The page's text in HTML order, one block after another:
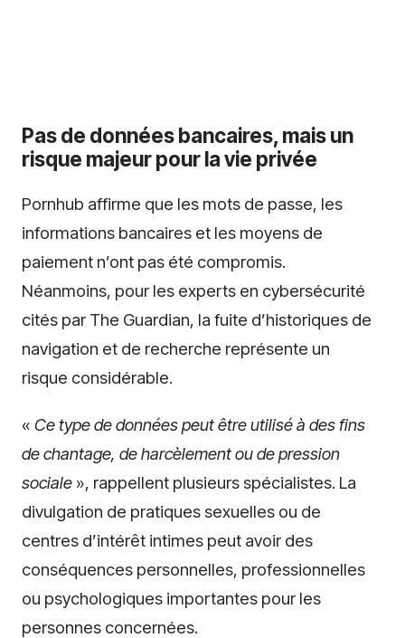
Pas de données bancaires, mais un
risque majeur pour la vie privée
Pornhub affirme que les mots de passe, les
informations bancaires et les moyens de
paiement n’ont pas été compromis.
Néanmoins, pour les experts en cybersécurité
cités par The Guardian, la fuite d’historiques de
navigation et de recherche représente un
risque considérable.
« Ce type de données peut être utilisé à des fins
de chantage, de harcèlement ou de pression
sociale », rappellent plusieurs spécialistes. La
divulgation de pratiques sexuelles ou de
centres d’intérêt intimes peut avoir des
conséquences personnelles, professionnelles
ou psychologiques importantes pour les
personnes concernées.